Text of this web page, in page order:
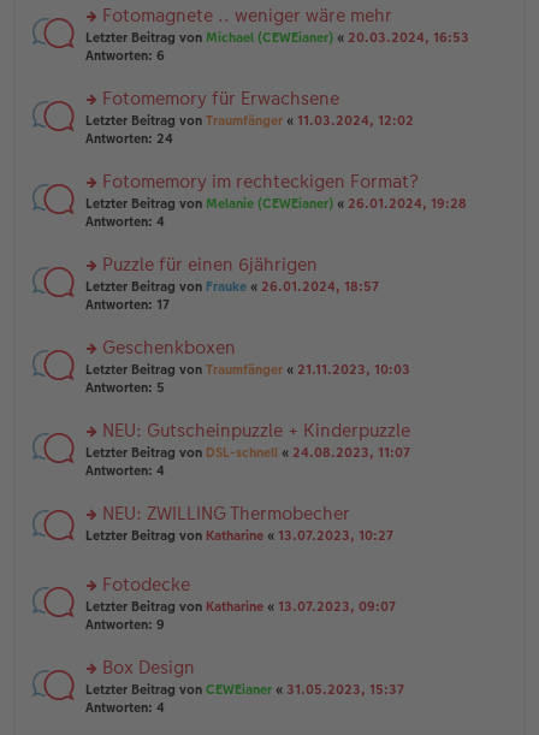
ei
tr
a
e
n
er
tr
a
g
n
g
el
e
n
er
tr
a
g
rs
te
n
g
el
e
n
er
tr
a
g
Fotomagnete .. weniger wäre mehr
Letzter Beitrag von Michael (CEWEianer) « 20.03.2024, 16:53
Antworten: 6
rs
te
n
g
el
e
n
er
tr
a
g
Fotomemory für Erwachsene
Letzter Beitrag von Traumfänger « 11.03.2024, 12:02
Antworten: 24
rs
te
n
g
el
e
n
er
tr
a
g
Fotomemory im rechteckigen Format?
Letzter Beitrag von Melanie (CEWEianer) « 26.01.2024, 19:28
Antworten: 4
rs
te
n
g
el
e
n
er
tr
a
Puzzle für einen 6jährigen
Letzter Beitrag von Frauke « 26.01.2024, 18:57
Antworten: 17
rs
te
n
g
el
e
n
ei
tr
a
Geschenkboxen
Letzter Beitrag von Traumfänger « 21.11.2023, 10:03
Antworten: 5
rs
te
n
g
es
e
n
er
ei
tr
a
NEU: Gutscheinpuzzle + Kinderpuzzle
Letzter Beitrag von DSL-schnell « 24.08.2023, 11:07
Antworten: 4
rs
u
n
g
es
e
n
er
NEU: ZWILLING Thermobecher
Letzter Beitrag von Katharine « 13.07.2023, 10:27
rs
te
n
g
el
Fotodecke
Letzter Beitrag von Katharine « 13.07.2023, 09:07
Antworten: 9
rs
te
Box Design
Letzter Beitrag von CEWEianer « 31.05.2023, 15:37
Antworten: 4